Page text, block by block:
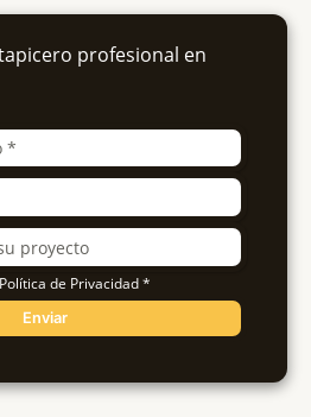
profesional en
de Privacidad *
Enviar